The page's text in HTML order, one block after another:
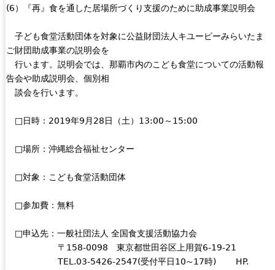
(6）『再』食を通した居場所づくり支援のために助成事業説明会
子ども食堂活動団体を対象に公益財団法人キユーピーみらいたま
ご財団助成事業の説明会を
行います。説明会では、那覇市内のこども食堂についての活動報
告会や助成説明会、個別相
談会を行います。
□日時：2019年9月28日（土）13:00～15:00
□場所：沖縄総合福祉センター
□対象：こども食堂活動団体
□参加費：無料
□申込先：一般社団法人 全国食支援活動協力会
〒158-0098 東京都世田谷区上用賀6-19-21
TEL.03-5426-2547(受付平日10~17時) HP.